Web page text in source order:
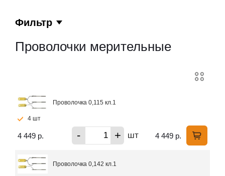
Фильтр
Проволочки мерительные
Проволочка 0,115 кл.1
4 шт
4 449 р. - + шт 4 449 р.
Проволочка 0,142 кл.1